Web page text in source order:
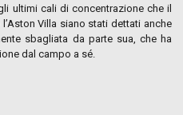
ultimi cali di concentrazione che il
Villa siano stati dettati anche
sbagliata da parte sua, che ha
dal campo a sé.